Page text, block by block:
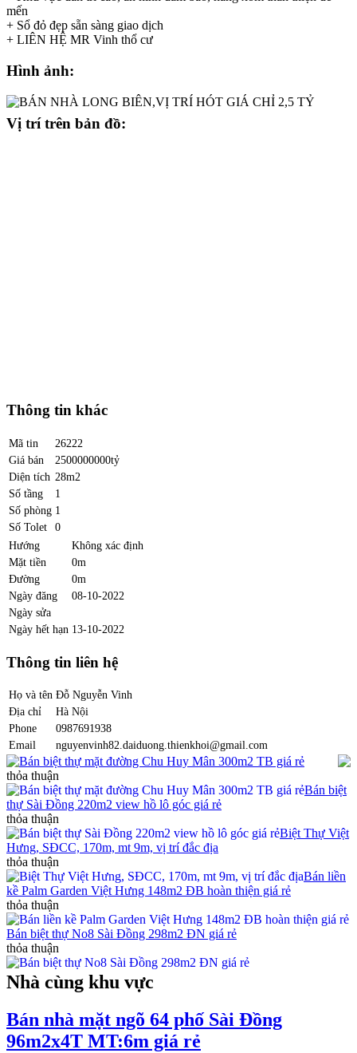
mến
+ Sổ đỏ đẹp sẵn sàng giao dịch
+ LIÊN HỆ MR Vinh thổ cư
Hình ảnh:
Vị trí trên bản đồ:
Thông tin khác
Mã tin
26222
Giá bán
2500000000tỷ
Diện tích 28m2
Số tầng
1
Số phòng 1
Số Tolet
0
Hướng
Không xác định
Mặt tiền
0m
Đường
0m
Ngày đăng
08-10-2022
Ngày sửa
Ngày hết hạn 13-10-2022
Thông tin liên hệ
Họ và tên Đỗ Nguyễn Vinh
Địa chỉ
Hà Nội
Phone
0987691938
Email
nguyenvinh82.daiduong.thienkhoi@gmail.com
Bán biệt thự mặt đường Chu Huy Mân 300m2 TB giá rẻ
thỏa thuận
Bán biệt
thự Sài Đồng 220m2 view hồ lô góc giá rẻ
thỏa thuận
Biệt Thự Việt
Hưng, SĐCC, 170m, mt 9m, vị trí đắc địa
thỏa thuận
Bán liền
kề Palm Garden Việt Hưng 148m2 ĐB hoàn thiện giá rẻ
thỏa thuận
Bán biệt thự No8 Sài Đồng 298m2 ĐN giá rẻ
thỏa thuận
Nhà cùng khu vực
Bán nhà mặt ngõ 64 phố Sài Đồng
96m2x4T MT:6m giá rẻ